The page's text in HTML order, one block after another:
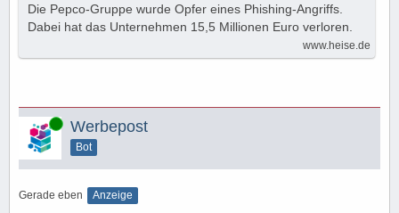
Die Pepco-Gruppe wurde Opfer eines Phishing-Angriffs.
Dabei hat das Unternehmen 15,5 Millionen Euro verloren.
www.heise.de
Online Werbepost
Bot
Gerade eben Anzeige